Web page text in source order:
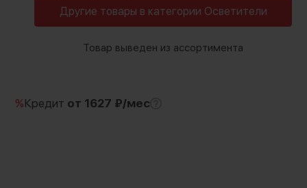
Другие товары в категории Осветители
Товар выведен из ассортимента
%Кредит от 1627 ₽/мес